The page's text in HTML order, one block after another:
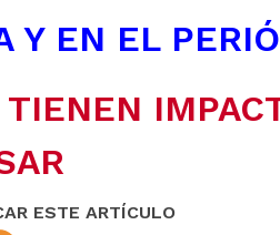
Y EN EL
ESTE ARTÍCULO